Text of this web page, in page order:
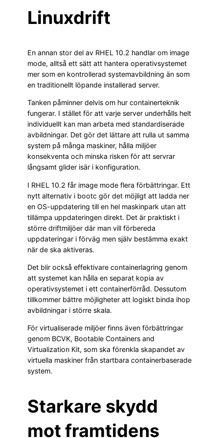
Linuxdrift
En annan stor del av RHEL 10.2 handlar om image
mode, alltså ett sätt att hantera operativsystemet
mer som en kontrollerad systemavbildning än som
en traditionellt löpande installerad server.
Tanken påminner delvis om hur containerteknik
fungerar. I stället för att varje server underhålls helt
individuellt kan man arbeta med standardiserade
avbildningar. Det gör det lättare att rulla ut samma
system på många maskiner, hålla miljöer
konsekventa och minska risken för att servrar
långsamt glider isär i konfiguration.
I RHEL 10.2 får image mode flera förbättringar. Ett
nytt alternativ i bootc gör det möjligt att ladda ner
en OS-uppdatering till en hel maskinpark utan att
tillämpa uppdateringen direkt. Det är praktiskt i
större driftmiljöer där man vill förbereda
uppdateringar i förväg men själv bestämma exakt
när de ska aktiveras.
Det blir också effektivare containerlagring genom
att systemet kan hålla en separat kopia av
operativsystemet i ett containerförråd. Dessutom
tillkommer bättre möjligheter att logiskt binda ihop
avbildningar i större skala.
För virtualiserade miljöer finns även förbättringar
genom BCVK, Bootable Containers and
Virtualization Kit, som ska förenkla skapandet av
virtuella maskiner från startbara containerbaserade
system.
Starkare skydd
mot framtidens